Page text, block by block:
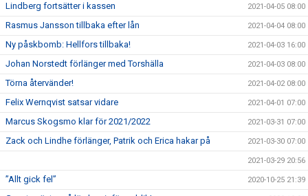
Lindberg fortsätter i kassen 2021-04-05 08:00
Rasmus Jansson tillbaka efter lån 2021-04-04 08:00
Ny påskbomb: Hellfors tillbaka! 2021-04-03 16:00
Johan Norstedt förlänger med Torshälla 2021-04-03 08:00
Törna återvänder! 2021-04-02 08:00
Felix Wernqvist satsar vidare 2021-04-01 07:00
Marcus Skogsmo klar för 2021/2022 2021-03-31 07:00
Zack och Lindhe förlänger, Patrik och Erica hakar på 2021-03-30 07:00
2021-03-29 20:56
”Allt gick fel” 2020-10-25 21:39